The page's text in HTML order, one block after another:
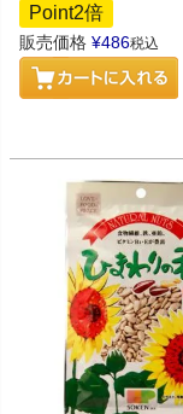
Point2倍
販売価格 ¥486税込